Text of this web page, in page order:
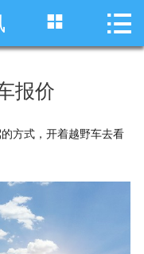
 首页
川藏线租车
服务项目
租车资讯
 
报价
方式，开着越野车去看